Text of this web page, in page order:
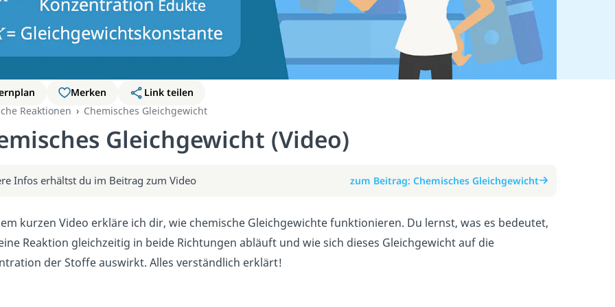
Merken
Link teilen
Reaktionen
Chemisches Gleichgewicht
Gleichgewicht (Video)
Infos erhältst du im Beitrag zum Video zum Beitrag: Chemisches Gleichgewicht
kurzen Video erkläre ich dir, wie chemische Gleichgewichte funktionieren. Du lernst, was es bedeutet,
Reaktion gleichzeitig in beide Richtungen abläuft und wie sich dieses Gleichgewicht auf die
der Stoffe auswirkt. Alles verständlich erklärt!